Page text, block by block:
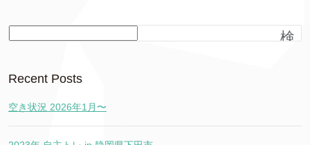
検
Recent Posts
空き状況 2026年1月〜